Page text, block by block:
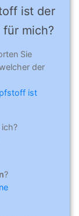
ist der
für mich?
Sie
der
ist
?